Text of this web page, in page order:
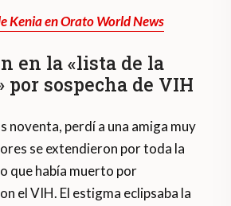
Kenia en Orato World News
en la «lista de la
por sospecha de VIH
noventa, perdí a una amiga muy
se extendieron por toda la
que había muerto por
el VIH. El estigma eclipsaba la